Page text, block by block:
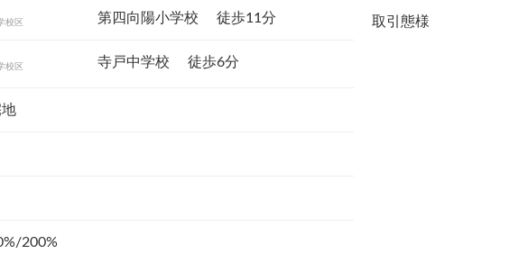
校区 第四向陽小学校 徒歩11分
校区 寺戸中学校 徒歩6分
200%
取引態様